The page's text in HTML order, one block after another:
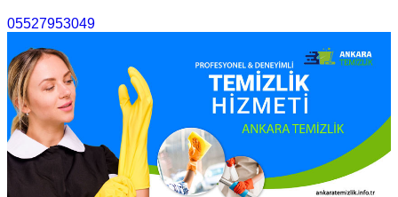
05527953049